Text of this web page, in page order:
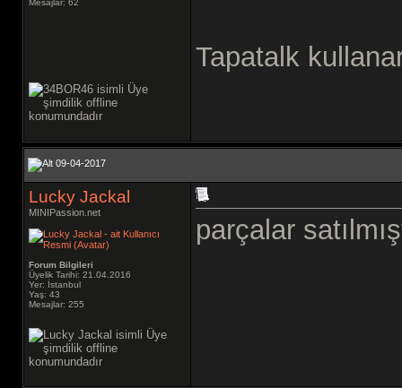
Mesajlar: 62
Tapatalk
09-04-2017
Lucky Jackal
MINIPassion.net
Forum Bilgileri
Üyelik Tarihi: 21.04.2016
Yer: İstanbul
Yaş: 43
Mesajlar: 255
parçalar